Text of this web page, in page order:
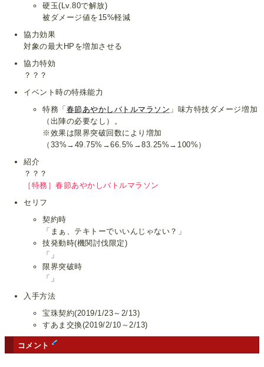
硬玉(Lv.80で解放)
被ダメージ値を15%軽減
協力効果
対象の最大HPを増加させる
協力特効
？？？
イベント時の特殊能力
特務「 春節あやかしバトルマラソン 」味方特技ダメージ増加
（出陣の必要なし）。
※效果は限界突破回数により増加
（33%→49.75%→66.5%→83.25%→100%）
紹介
？？？
［特務］春節あやかしバトルマラソン
セリフ
契約時
「まぁ、テキトーでいいんじゃない？」
技発動時(機関討伐限定)
「」
限界突破時
「」
入手方法
宝珠契約(2019/1/23～2/13)
すあま交換(2019/2/10～2/13)
コメント